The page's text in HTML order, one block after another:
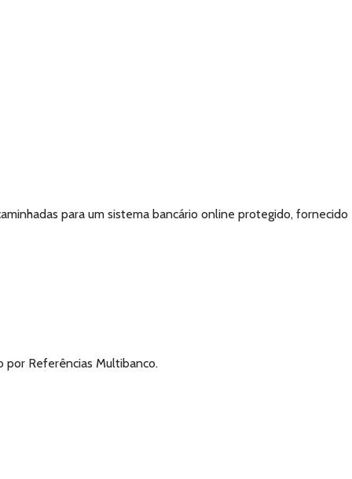
para um sistema bancário online protegido, fornecido
por Referências Multibanco.